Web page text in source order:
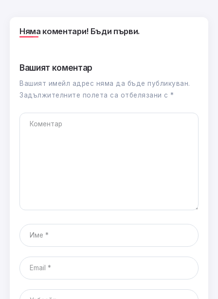
Няма коментари! Бъди първи.
Вашият коментар
Вашият имейл адрес няма да бъде публикуван.
Задължителните полета са отбелязани с *